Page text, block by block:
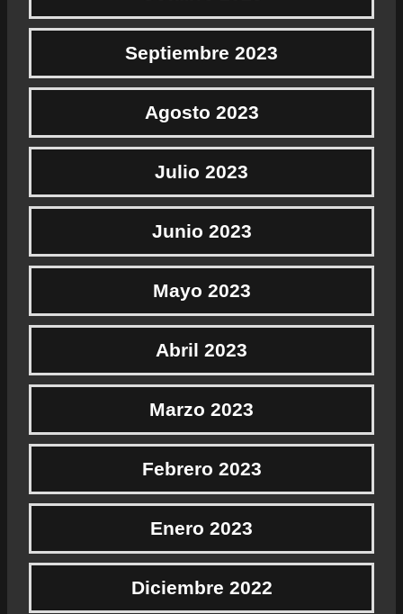
Septiembre 2023
Agosto 2023
Julio 2023
Junio 2023
Mayo 2023
Abril 2023
Marzo 2023
Febrero 2023
Enero 2023
Diciembre 2022